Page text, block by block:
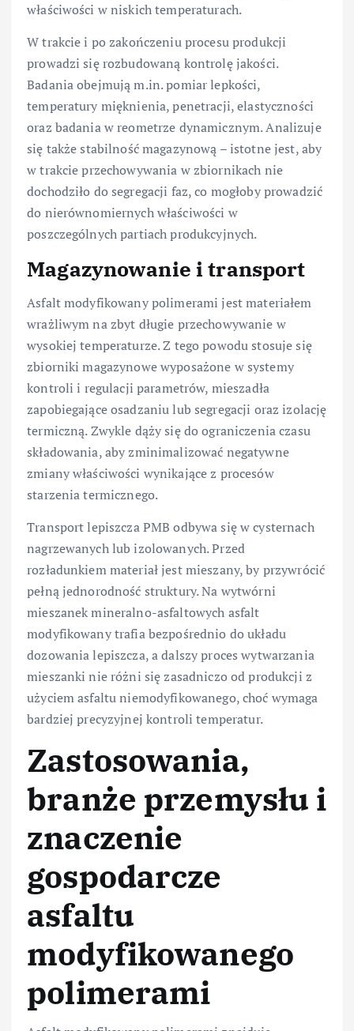
właściwości w niskich temperaturach.
W trakcie i po zakończeniu procesu produkcji
prowadzi się rozbudowaną kontrolę jakości.
Badania obejmują m.in. pomiar lepkości,
temperatury mięknienia, penetracji, elastyczności
oraz badania w reometrze dynamicznym. Analizuje
się także stabilność magazynową – istotne jest, aby
w trakcie przechowywania w zbiornikach nie
dochodziło do segregacji faz, co mogłoby prowadzić
do nierównomiernych właściwości w
poszczególnych partiach produkcyjnych.
Magazynowanie i transport
Asfalt modyfikowany polimerami jest materiałem
wrażliwym na zbyt długie przechowywanie w
wysokiej temperaturze. Z tego powodu stosuje się
zbiorniki magazynowe wyposażone w systemy
kontroli i regulacji parametrów, mieszadła
zapobiegające osadzaniu lub segregacji oraz izolację
termiczną. Zwykle dąży się do ograniczenia czasu
składowania, aby zminimalizować negatywne
zmiany właściwości wynikające z procesów
starzenia termicznego.
Transport lepiszcza PMB odbywa się w cysternach
nagrzewanych lub izolowanych. Przed
rozładunkiem materiał jest mieszany, by przywrócić
pełną jednorodność struktury. Na wytwórni
mieszanek mineralno-asfaltowych asfalt
modyfikowany trafia bezpośrednio do układu
dozowania lepiszcza, a dalszy proces wytwarzania
mieszanki nie różni się zasadniczo od produkcji z
użyciem asfaltu niemodyfikowanego, choć wymaga
bardziej precyzyjnej kontroli temperatur.
Zastosowania,
branże przemysłu i
znaczenie
gospodarcze
asfaltu
modyfikowanego
polimerami